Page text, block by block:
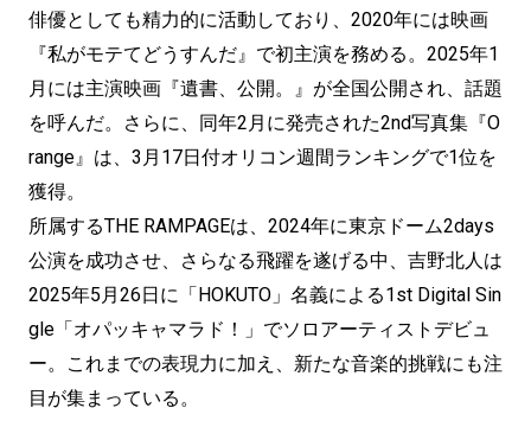
俳優としても精力的に活動しており、2020年には映画
『私がモテてどうすんだ』で初主演を務める。2025年1
月には主演映画『遺書、公開。』が全国公開され、話題
を呼んだ。さらに、同年2月に発売された2nd写真集『O
range』は、3月17日付オリコン週間ランキングで1位を
獲得。
所属するTHE RAMPAGEは、2024年に東京ドーム2days
公演を成功させ、さらなる飛躍を遂げる中、吉野北人は
2025年5月26日に「HOKUTO」名義による1st Digital Sin
gle「オパッキャマラド！」でソロアーティストデビュ
ー。これまでの表現力に加え、新たな音楽的挑戦にも注
目が集まっている。